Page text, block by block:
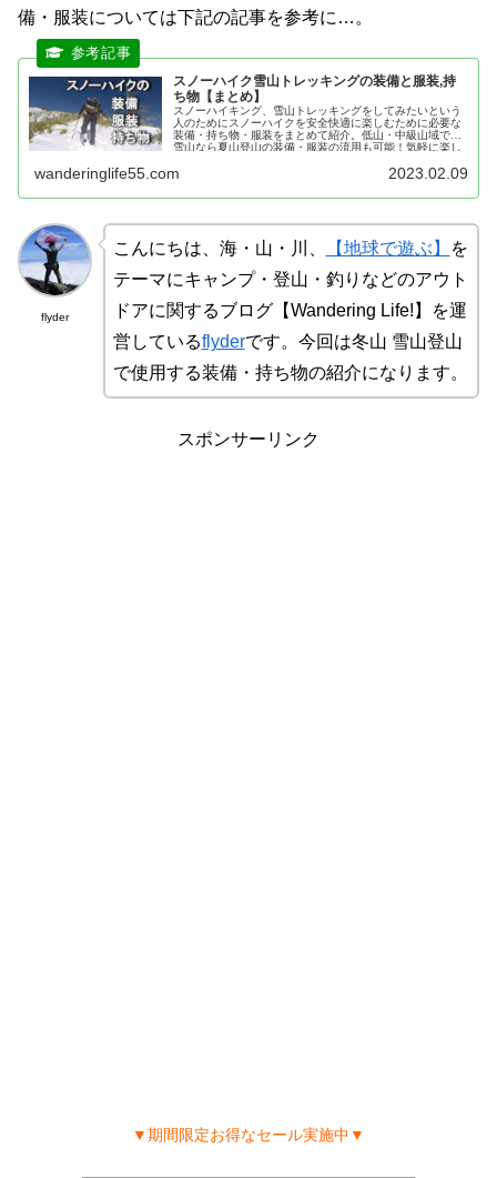
備・服装については下記の記事を参考に…。
スノーハイク雪山トレッキングの装備と服装,持
ち物【まとめ】
スノーハイキング、雪山トレッキングをしてみたいという
人のためにスノーハイクを安全快適に楽しむために必要な
装備・持ち物・服装をまとめて紹介。低山・中級山域での
雪山なら夏山登山の装備・服装の流用も可能！気軽に楽し
wanderinglife55.com 2023.02.09
flyder
こんにちは、海・山・川、 【地球で遊ぶ】
を
テーマにキャンプ・登山・釣りなどのアウト
ドアに関するブログ【Wandering Life!】を運
営しているflyderです。今回は冬山 雪山登山
で使用する装備・持ち物の紹介になります。
スポンサーリンク
▼期間限定お得なセール実施中▼